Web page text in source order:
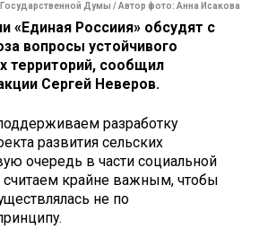
Думы / Автор фото: Анна Исакова
«Единая Россиия» обсудят с
вопросы устойчивого
территорий, сообщил
Сергей Неверов.
разработку
развития сельских
очередь в части социальной
считаем крайне важным, чтобы
не по